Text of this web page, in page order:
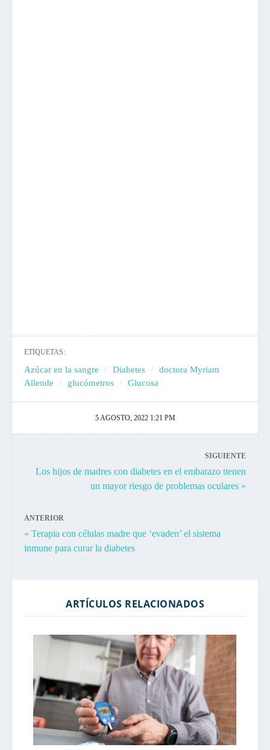
ETIQUETAS:
Azúcar en la sangre Diabetes
doctora Myriam
Allende
glucómetros Glucosa
5 AGOSTO, 2022 1:21 PM
SIGUIENTE
Los hijos de madres con diabetes en el embarazo tienen
un mayor riesgo de problemas oculares »
ANTERIOR
« Terapia con células madre que ‘evaden’ el sistema
inmune para curar la diabetes
ARTÍCULOS RELACIONADOS